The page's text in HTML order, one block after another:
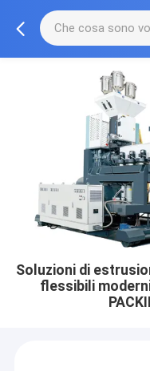
Soluzioni di
flessibili